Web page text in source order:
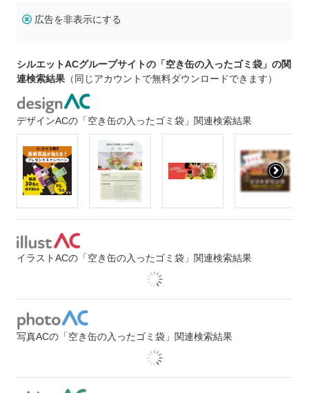
広告を非表示にする
シルエットACグループサイトの「空き缶の入ったゴミ袋」の関
連検索結果 （同じアカウントで無料ダウンロードできます）
デザインACの「空き缶の入ったゴミ袋」関連検索結果
イラストACの「空き缶の入ったゴミ袋」関連検索結果
写真ACの「空き缶の入ったゴミ袋」関連検索結果